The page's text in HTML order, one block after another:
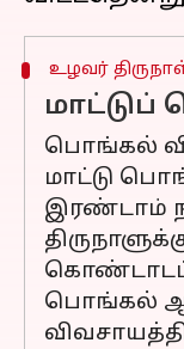
உழவர்
பொங்கல்
மாட்டு
இரண்டாம்
பொங்கல்